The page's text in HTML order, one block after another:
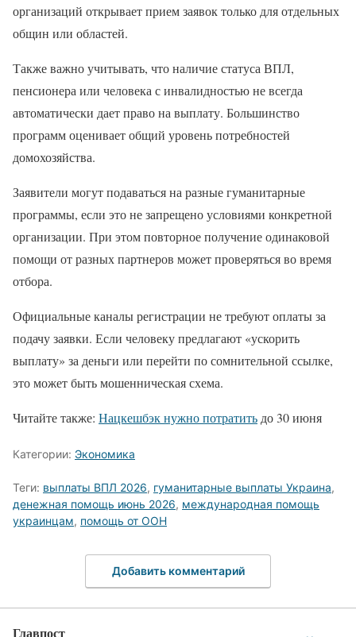
организаций открывает прием заявок только для отдельных
общин или областей.
Также важно учитывать, что наличие статуса ВПЛ,
пенсионера или человека с инвалидностью не всегда
автоматически дает право на выплату. Большинство
программ оценивает общий уровень потребностей
домохозяйства.
Заявители могут подаваться на разные гуманитарные
программы, если это не запрещено условиями конкретной
организации. При этом повторное получение одинаковой
помощи от разных партнеров может проверяться во время
отбора.
Официальные каналы регистрации не требуют оплаты за
подачу заявки. Если человеку предлагают «ускорить
выплату» за деньги или перейти по сомнительной ссылке,
это может быть мошенническая схема.
Читайте также: Нацкешбэк нужно потратить до 30 июня
Категории: Экономика
Теги: выплаты ВПЛ 2026, гуманитарные выплаты Украина,
денежная помощь июнь 2026, международная помощь
украинцам, помощь от ООН
Добавить комментарий
Главпост